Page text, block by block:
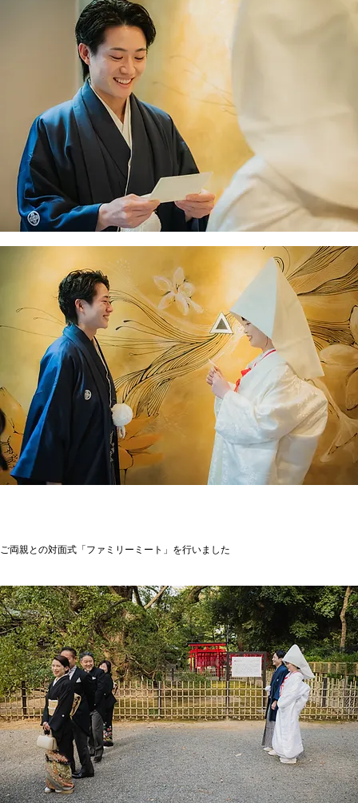
ご両親との対面式「ファミリーミート」を行いました